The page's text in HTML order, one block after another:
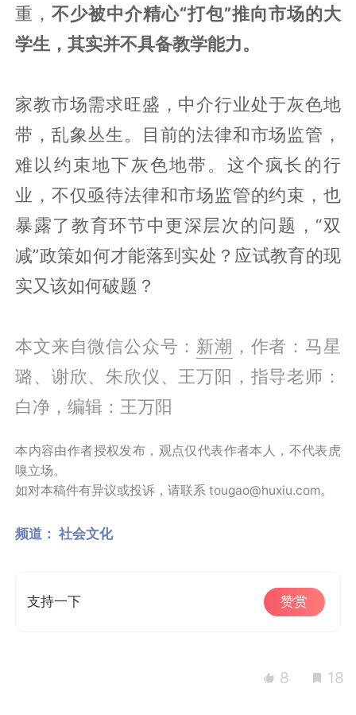
重，不少被中介精心“打包”推向市场的大
学生，其实并不具备教学能力。
家教市场需求旺盛，中介行业处于灰色地
带，乱象丛生。目前的法律和市场监管，
难以约束地下灰色地带。这个疯长的行
业，不仅亟待法律和市场监管的约束，也
暴露了教育环节中更深层次的问题，“双
减”政策如何才能落到实处？应试教育的现
实又该如何破题？
本文来自微信公众号： 新潮 ，作者：马星
璐、谢欣、朱欣仪、王万阳，指导老师：
白净，编辑：王万阳
本内容由作者授权发布，观点仅代表作者本人，不代表虎
嗅立场。
如对本稿件有异议或投诉，请联系 tougao@huxiu.com。
频道： 社会文化
支持一下 赞赏
8 18